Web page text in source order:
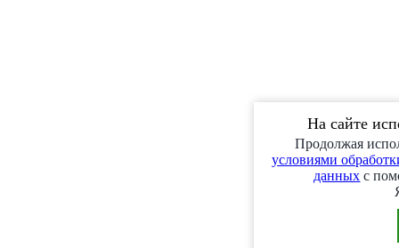
На сайте
Продолжая
условиями
данных с